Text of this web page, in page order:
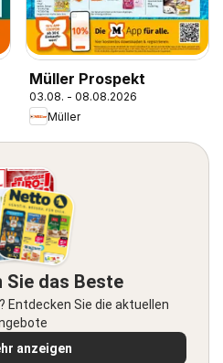
Müller Prospekt
03.08. - 08.08.2026
Müller
Sie das Beste
Entdecken Sie die aktuellen
anzeigen